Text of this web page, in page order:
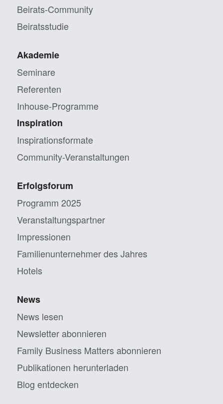
Beirats-Community
Beiratsstudie
Akademie
Seminare
Referenten
Inhouse-Programme
Inspiration
Inspirationsformate
Community-Veranstaltungen
Erfolgsforum
Programm 2025
Veranstaltungs­partner
Impressionen
Familien­unternehmer des Jahres
Hotels
News
News lesen
Newsletter abonnieren
Family Business Matters abonnieren
Publikationen herunterladen
Blog entdecken